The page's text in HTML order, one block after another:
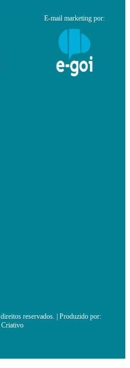
E-mail marketing por:
reservados. | Produzido por: